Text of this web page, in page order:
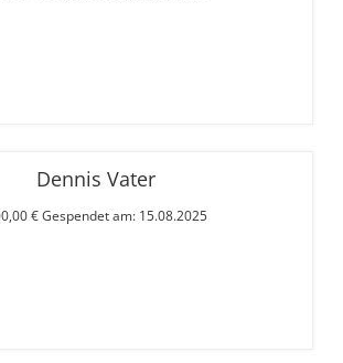
Dennis Vater
€ Gespendet am: 15.08.2025